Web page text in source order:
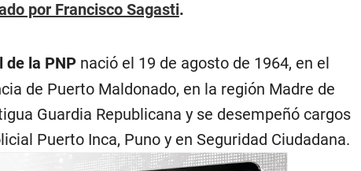
por Francisco Sagasti.
de la PNPnació el 19 de agosto de 1964, en el
de Puerto Maldonado, en la región Madre de
Guardia Republicana y se desempeñó cargos
Puerto Inca, Puno y en Seguridad Ciudadana.